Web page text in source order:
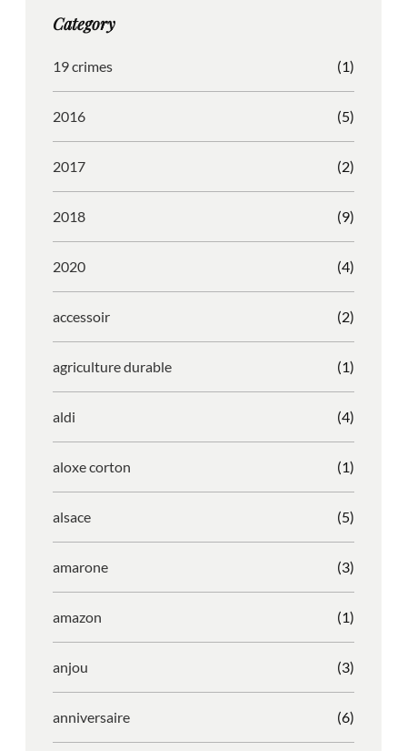
r
m
o
Category
19 crimes (1)
2016 (5)
2017 (2)
2018 (9)
2020 (4)
accessoir (2)
agriculture durable (1)
aldi (4)
aloxe corton (1)
alsace (5)
amarone (3)
amazon (1)
anjou (3)
anniversaire (6)